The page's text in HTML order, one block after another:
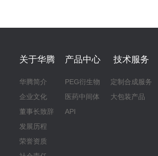
关于华腾
华腾简介
企业文化
董事长致辞
发展历程
荣誉资质
产品中心
PEG衍生物
医药中间体
API
技术服务
定制合成服务
大包装产品